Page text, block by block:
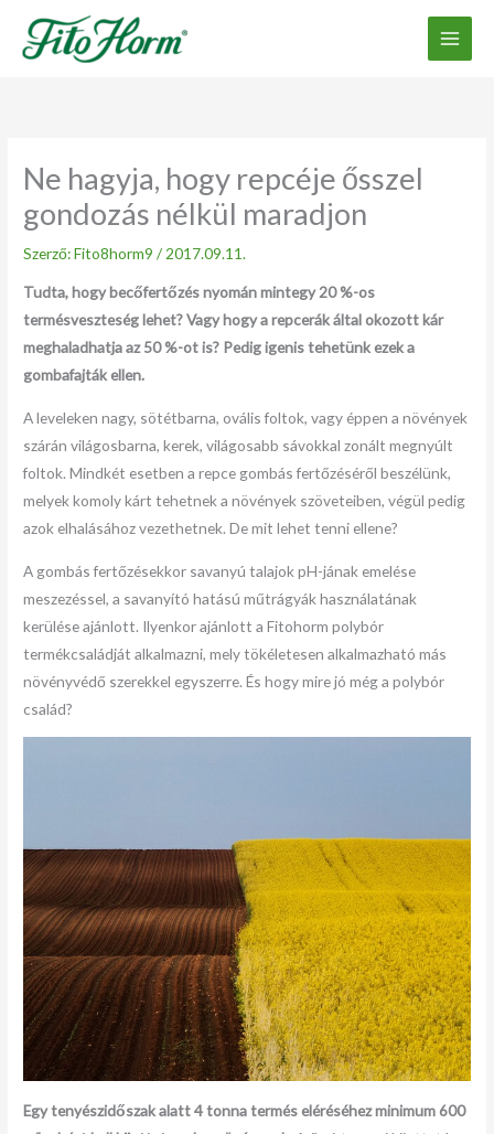
tartalomhoz
Ne hagyja, hogy repcéje ősszel
gondozás nélkül maradjon
Szerző:Fito8horm9/ 2017.09.11.
Tudta, hogy becőfertőzés nyomán mintegy 20 %-os
termésveszteség lehet? Vagy hogy a repcerák által okozott kár
meghaladhatja az 50 %-ot is? Pedig igenis tehetünk ezek a
gombafajták ellen.
A leveleken nagy, sötétbarna, ovális foltok, vagy éppen a növények
szárán világosbarna, kerek, világosabb sávokkal zonált megnyúlt
foltok. Mindkét esetben a repce gombás fertőzéséről beszélünk,
melyek komoly kárt tehetnek a növények szöveteiben, végül pedig
azok elhalásához vezethetnek. De mit lehet tenni ellene?
A gombás fertőzésekkor savanyú talajok pH-jának emelése
meszezéssel, a savanyító hatású műtrágyák használatának
kerülése ajánlott. Ilyenkor ajánlott a Fitohorm polybór
termékcsaládját alkalmazni, mely tökéletesen alkalmazható más
növényvédő szerekkel egyszerre. És hogy mire jó még a polybór
család?
Egy tenyészidőszak alatt 4 tonna termés eléréséhez minimum 600